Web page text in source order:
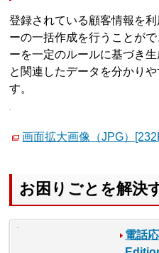
登録されている顧客情報を
ーの一括作成を行うことが
ーを一定のルールに基づき
と関連したデータを分かり
す。
画面拡大画像（JPG）
お困りごとを解決
電話